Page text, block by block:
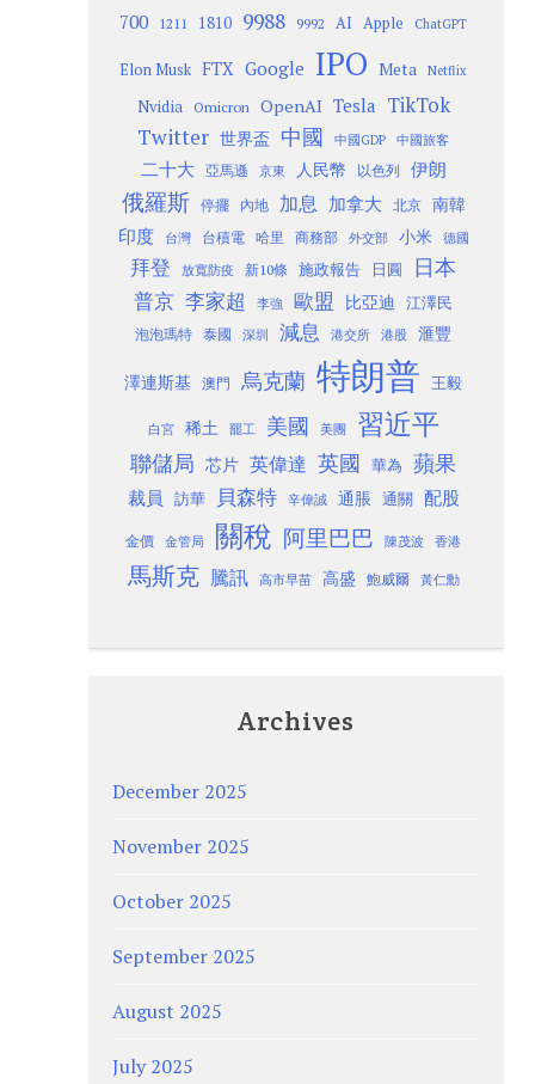
700 1211 1810 9988 9992 AI Apple ChatGPT
Elon Musk FTX Google IPO Meta Netflix
Nvidia Omicron OpenAI Tesla TikTok
Twitter 世界盃 中國 中國GDP 中國旅客
二十大 亞馬遜 京東 人民幣 以色列 伊朗
俄羅斯 停擺 內地 加息 加拿大 北京
南韓
印度
台灣 台積電 哈里 商務部 外交部 小米 德國
拜登 放寬防疫 新10條 施政報告 日圓 日本
普京 李家超 李強 歐盟 比亞迪 江澤民
泡泡瑪特 泰國 深圳 減息 港交所 港股 滙豐
澤連斯基 澳門 烏克蘭 特朗普 王毅
白宮 稀土 罷工 美國 美團 習近平
聯儲局 芯片 英偉達 英國 華為 蘋果
裁員 訪華 貝森特 辛偉誠 通脹 通關 配股
金價 金管局 關稅 阿里巴巴 陳茂波 香港
馬斯克 騰訊 高市早苗 高盛 鮑威爾 黃仁勳
Archives
December 2025
November 2025
October 2025
September 2025
August 2025
July 2025